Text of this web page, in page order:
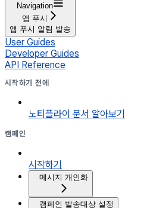
Navigation
앱 푸시
앱 푸시 알림 발송
User Guides
Developer Guides
API Reference
시작하기 전에
노티플라이 문서 알아보기
캠페인
시작하기
메시지 개인화
캠페인 발송대상 설정